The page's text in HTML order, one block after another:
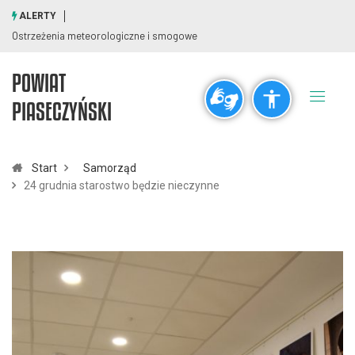
visibility_off title
Rozdzielczość
add_circle_outline
ALERTY
Ostrzeżenia meteorologiczne i smogowe
POWIAT
PIASECZYŃSKI
Start
Samorząd
24 grudnia starostwo będzie nieczynne